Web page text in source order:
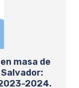
masa de
2024.